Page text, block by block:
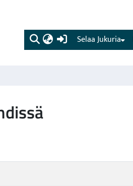
(current)
Selaa Jukuria